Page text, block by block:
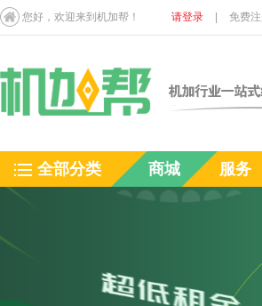
您好，欢迎来到机加帮！ 请登录 免费
全部分类 商城 服务